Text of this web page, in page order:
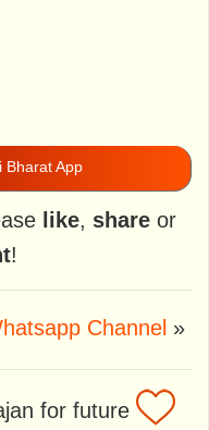
Bharat App
like, shareor
!
Channel »
for future